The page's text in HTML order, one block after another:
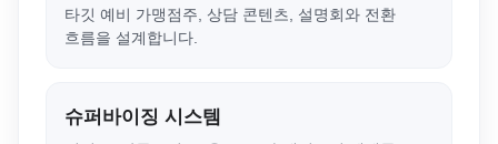
타깃 예비 가맹점주, 상담 콘텐츠, 설명회와 전환
흐름을 설계합니다.
슈퍼바이징 시스템